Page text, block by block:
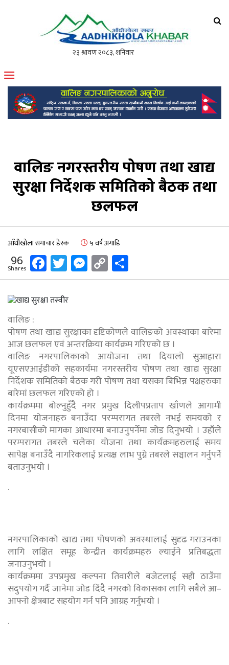
मोफसलकै लोकप्रिय अनलाइन पत्रिका
वालिङ नगरस्तरीय पोषण तथा खाद्य
सुरक्षा निर्देशक समितिको बैठक तथा
छलफल
आँधीखोला समाचार डेस्क ५ वर्ष अगाडि
96
Shares Facebook
Twitter
Messenger
Copy
Link
वालिङ :
पोषण तथा खाद्य सुरक्षाका दृष्टिकोणले वालिङको अवस्थाका बारेमा
आज छलफल एवं अन्तरक्रिया कार्यक्रम गरिएको छ ।
वालिङ नगरपालिकाको आयोजना तथा दियालो सुआहारा
यूएसएआईडीको सहकार्यमा नगरस्तरीय पोषण तथा खाद्य सुरक्षा
निर्देशक समितिको बैठक गरी पोषण तथा यसका बिभिन्न पक्षहरुका
बारेमां छलफल गरिएको हो ।
कार्यक्रममा बोल्नुहुँदै नगर प्रमुख दिलीपप्रताप खाँणले आगामी
दिनमा योजनाहरु बनाउँदा परम्परागत तबरले नभई समयको र
नगरबासीको मागका आधारमा बनाउनुपर्नेमा जोड दिनुभयो । उहाँले
परम्परागत तबरले चलेका योजना तथा कार्यक्रमहरुलाई समय
सापेक्ष बनाउँदै नागरिकलाई प्रत्यक्ष लाभ पुग्ने तबरले सञ्चालन गर्नुपर्ने
बताउनुभयो ।
.
नगरपालिकाको खाद्य तथा पोषणको अवस्थालाई सुदृढ गराउनका
लागि लक्षित समूह केन्द्रीत कार्यक्रमहरु ल्याईने प्रतिबद्धता
जनाउनुभयो ।
कार्यक्रममा उपप्रमुख कल्पना तिवारीले बजेटलाई सही ठाउँमा
सदुपयोग गर्दै जानेमा जोड दिंदै नगरको विकासका लागि सबैले आ–
आफ्नो क्षेत्रबाट सहयोग गर्न पनि आग्रह गर्नुभयो ।
.